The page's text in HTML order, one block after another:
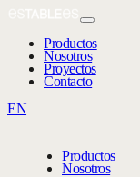
Productos
Nosotros
Proyectos
Contacto
EN
Productos
Nosotros